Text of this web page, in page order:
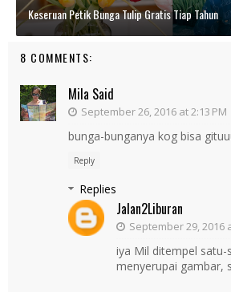
Keseruan Petik Bunga Tulip Gratis Tiap Tahun
8 COMMENTS:
Mila Said
September 26, 2016 at 2:13 PM
bunga-bunganya kog bisa
Reply
Replies
Jalan2Liburan
September 29, 2016
iya Mil ditempel satu-
menyerupai gambar,